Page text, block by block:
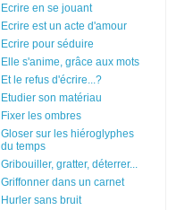
Ecrire en se jouant
Ecrire est un acte d'amour
Ecrire pour séduire
Elle s'anime, grâce aux mots
Et le refus d'écrire...?
Etudier son matériau
Fixer les ombres
Gloser sur les hiéroglyphes
du temps
Gribouiller, gratter, déterrer...
Griffonner dans un carnet
Hurler sans bruit